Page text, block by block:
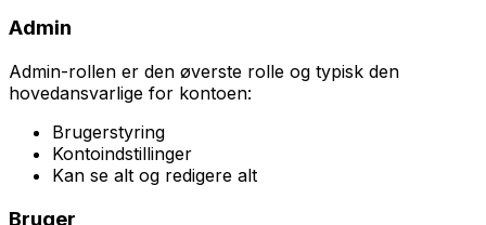
Admin
Admin-rollen er den øverste rolle og typisk den
hovedansvarlige for kontoen:
Brugerstyring
Kontoindstillinger
Kan se alt og redigere alt
Bruger